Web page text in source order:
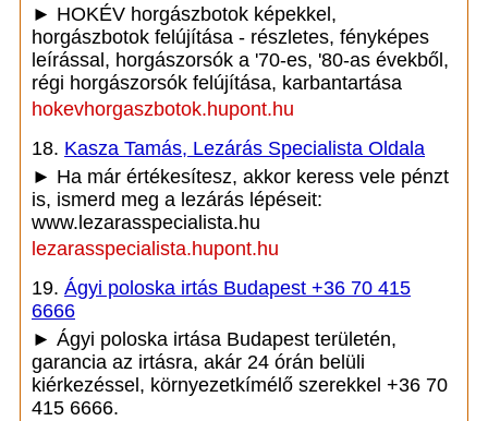
► HOKÉV horgászbotok képekkel,
horgászbotok felújítása - részletes, fényképes
leírással, horgászorsók a '70-es, '80-as évekből,
régi horgászorsók felújítása, karbantartása
hokevhorgaszbotok.hupont.hu
18. Kasza Tamás, Lezárás Specialista Oldala
► Ha már értékesítesz, akkor keress vele pénzt
is, ismerd meg a lezárás lépéseit:
www.lezarasspecialista.hu
lezarasspecialista.hupont.hu
19. Ágyi poloska irtás Budapest +36 70 415
6666
► Ágyi poloska irtása Budapest területén,
garancia az irtásra, akár 24 órán belüli
kiérkezéssel, környezetkímélő szerekkel +36 70
415 6666.